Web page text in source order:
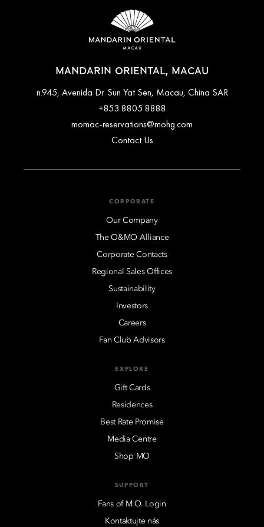
MANDARIN ORIENTAL, MACAU
n.945, Avenida Dr. Sun Yat Sen, Macau, China SAR
+853 8805 8888
momac-reservations@mohg.com
Contact Us
CORPORATE
Our Company
The O&MO Alliance
Corporate Contacts
Regional Sales Offices
Sustainability
Investors
Careers
Fan Club Advisors
EXPLORE
Gift Cards
Residences
Best Rate Promise
Media Centre
Shop MO
SUPPORT
Fans of M.O. Login
Kontaktujte nás